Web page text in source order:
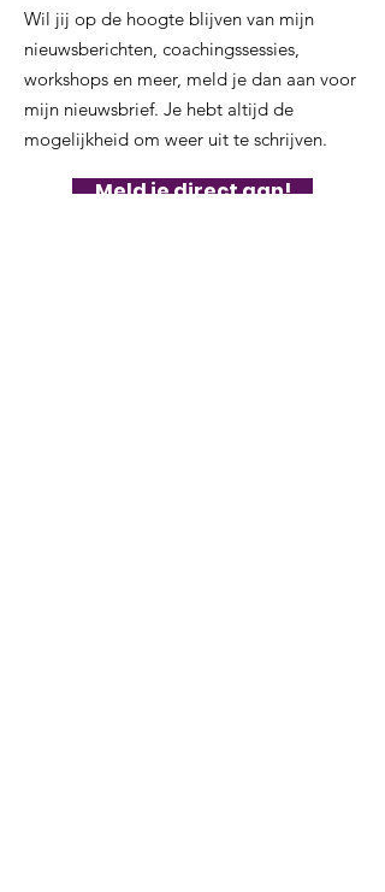
Wil jij op de hoogte blijven van mijn
nieuwsberichten, coachingssessies,
workshops en meer, meld je dan aan voor
mijn nieuwsbrief. Je hebt altijd de
mogelijkheid om weer uit te schrijven.
Meld je direct aan!